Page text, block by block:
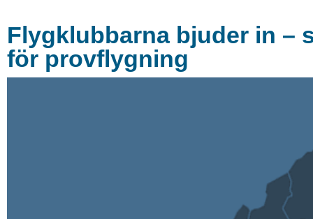
Flygklubbarna bjuder in –
för provflygning